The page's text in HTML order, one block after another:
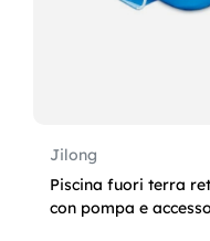
Jilong
Piscina fuori terra
con pompa e